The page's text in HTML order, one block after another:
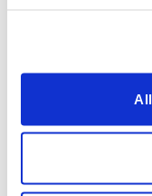
Ontdek er